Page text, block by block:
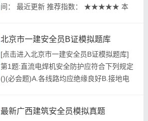
间： 最近更新 推荐指数： ★★★★★ 本
建安模拟考试题库 在线题...
北京市一建安全员B证模拟题库
[点击进入北京市一建安全员B证模拟题库]
第1题:直流电焊机安全防护应符合下列规定
()(必会题)A.各线路均应绝缘良好B.接地电
的40%以上E.接地电阻值不应大于15Ω参考
最新广西建筑安全员模拟真题